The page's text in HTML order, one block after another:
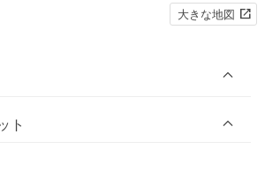
大きな地図
ト